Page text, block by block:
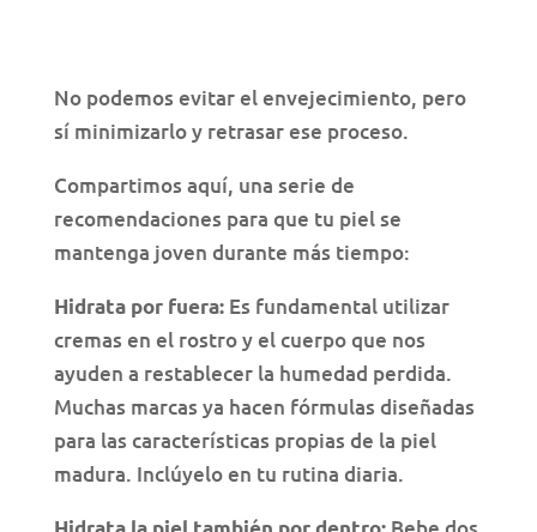
No podemos evitar el envejecimiento, pero
sí minimizarlo y retrasar ese proceso.
Compartimos aquí, una serie de
recomendaciones para que tu piel se
mantenga joven durante más tiempo:
Hidrata por fuera:Es fundamental utilizar
cremas en el rostro y el cuerpo que nos
ayuden a restablecer la humedad perdida.
Muchas marcas ya hacen fórmulas diseñadas
para las características propias de la piel
madura. Inclúyelo en tu rutina diaria.